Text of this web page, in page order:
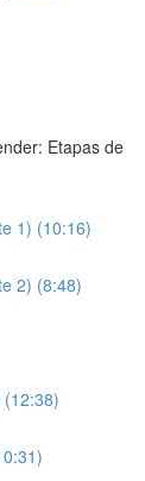
Etapas de
1) (10:16)
2) (8:48)